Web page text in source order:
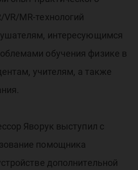
MR-технологий
интересующимся
обучения физике в
учителям, а также
Яворук выступил с
помощника
дополнительной